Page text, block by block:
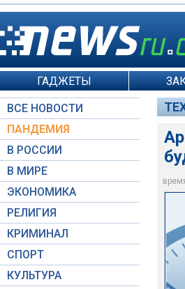
ГАДЖЕТЫ
ВСЕ НОВОСТИ
ПАНДЕМИЯ
В РОССИИ
В МИРЕ
ЭКОНОМИКА
РЕЛИГИЯ
КРИМИНАЛ
СПОРТ
КУЛЬТУРА